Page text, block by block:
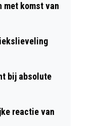
met komst van
bij absolute
reactie van